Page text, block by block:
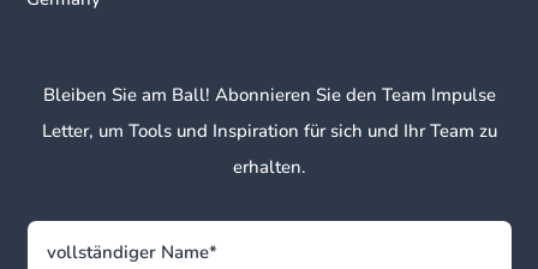
Bleiben Sie am Ball! Abonnieren Sie den Team Impulse
Letter, um Tools und Inspiration für sich und Ihr Team zu
erhalten.